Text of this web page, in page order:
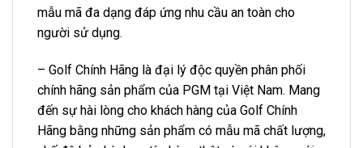
mẫu mã đa dạng đáp ứng nhu cầu an toàn cho
người sử dụng.
– Golf Chính Hãng là đại lý độc quyền phân phối
chính hãng sản phẩm của PGM tại Việt Nam. Mang
đến sự hài lòng cho khách hàng của Golf Chính
Hãng bằng những sản phẩm có mẫu mã chất lượng,